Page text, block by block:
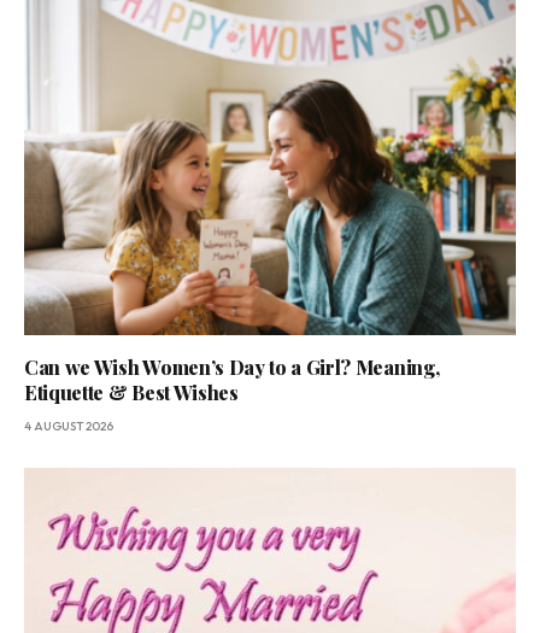
Can we Wish Women’s Day to a Girl? Meaning,
Etiquette & Best Wishes
4 AUGUST 2026